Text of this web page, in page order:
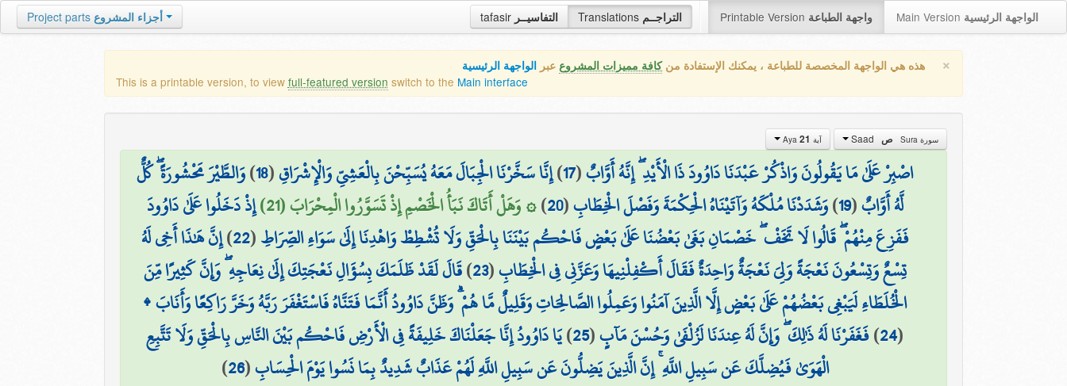
tafasir التفاسيــر Translations التراجــم Printable Version واجهة الطباعة Main Version الواجهة الرئيسية Project parts أجزاء المشروع
× هذه هي الواجهة المخصصة للطباعة ، يمكنك الإستفادة منكافة مميزات المشروع عبر الواجهة الرئيسية
This is a printable version, to view full-featured version switch to the Main interface
سورة Sura ص آية Aya 21
اصْبِرْ عَلَىٰ مَا يَقُولُونَ وَاذْكُرْ عَبْدَنَا دَاوُودَ ذَا الْأَيْدِ ۖ إِنَّهُ أَوَّابٌ(
17
)إِنَّا سَخَّرْنَا الْجِبَالَ مَعَهُ يُسَبِّحْنَ بِالْعَشِيِّ وَالْإِشْرَاقِ(
18
)وَالطَّيْرَ مَحْشُورَةً ۖ كُلٌّ
لَّهُ أَوَّابٌ(
19
)وَشَدَدْنَا مُلْكَهُ وَآتَيْنَاهُ الْحِكْمَةَ وَفَصْلَ الْخِطَابِ(
20
)۞ وَهَلْ أَتَاكَ نَبَأُ الْخَصْمِ إِذْ تَسَوَّرُوا الْمِحْرَابَ (21)
إِذْ دَخَلُوا عَلَىٰ دَاوُودَ
فَفَزِعَ مِنْهُمْ ۖ قَالُوا لَا تَخَفْ ۖ خَصْمَانِ بَغَىٰ بَعْضُنَا عَلَىٰ بَعْضٍ فَاحْكُم بَيْنَنَا بِالْحَقِّ وَلَا تُشْطِطْ وَاهْدِنَا إِلَىٰ سَوَاءِ الصِّرَاطِ(
22
)إِنَّ هَٰذَا أَخِي لَهُ
تِسْعٌ وَتِسْعُونَ نَعْجَةً وَلِيَ نَعْجَةٌ وَاحِدَةٌ فَقَالَ أَكْفِلْنِيهَا وَعَزَّنِي فِي الْخِطَابِ(
23
)قَالَ لَقَدْ ظَلَمَكَ بِسُؤَالِ نَعْجَتِكَ إِلَىٰ نِعَاجِهِ ۖ وَإِنَّ كَثِيرًا مِّنَ
الْخُلَطَاءِ لَيَبْغِي بَعْضُهُمْ عَلَىٰ بَعْضٍ إِلَّا الَّذِينَ آمَنُوا وَعَمِلُوا الصَّالِحَاتِ وَقَلِيلٌ مَّا هُمْ ۗ وَظَنَّ دَاوُودُ أَنَّمَا فَتَنَّاهُ فَاسْتَغْفَرَ رَبَّهُ وَخَرَّ رَاكِعًا وَأَنَابَ ۩
(
24
)فَغَفَرْنَا لَهُ ذَٰلِكَ ۖ وَإِنَّ لَهُ عِندَنَا لَزُلْفَىٰ وَحُسْنَ مَآبٍ(
25
)يَا دَاوُودُ إِنَّا جَعَلْنَاكَ خَلِيفَةً فِي الْأَرْضِ فَاحْكُم بَيْنَ النَّاسِ بِالْحَقِّ وَلَا تَتَّبِعِ
الْهَوَىٰ فَيُضِلَّكَ عَن سَبِيلِ اللَّهِ ۚ إِنَّ الَّذِينَ يَضِلُّونَ عَن سَبِيلِ اللَّهِ لَهُمْ عَذَابٌ شَدِيدٌ بِمَا نَسُوا يَوْمَ الْحِسَابِ(
26
)